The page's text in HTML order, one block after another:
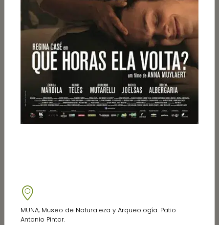
MUNA, Museo de Naturaleza y Arqueología. Patio
Antonio Pintor.